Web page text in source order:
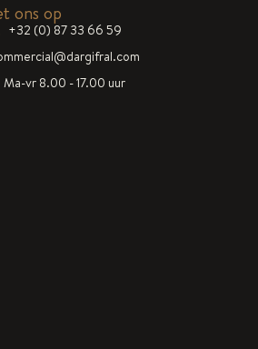
ons op
+32 (0) 87 33 66 59
Ma-vr 8.00 - 17.00 uur